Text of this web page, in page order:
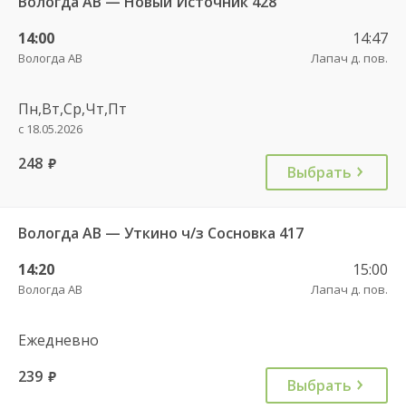
14:00
Вологда АВ
14:47
Лапач д. пов.
Пн,Вт,Ср,Чт,Пт
с 18.05.2026
248 руб. Выбрать
Вологда АВ — Уткино ч/з Сосновка 417
14:20
Вологда АВ
15:00
Лапач д. пов.
Ежедневно
239 руб. Выбрать